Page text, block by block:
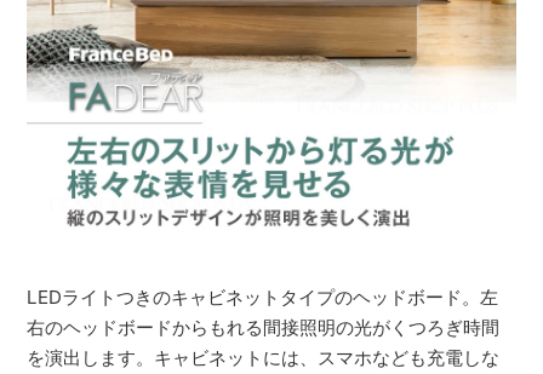
LEDライトつきのキャビネットタイプのヘッドボード。左
右のヘッドボードからもれる間接照明の光がくつろぎ時間
を演出します。キャビネットには、スマホなども充電しな